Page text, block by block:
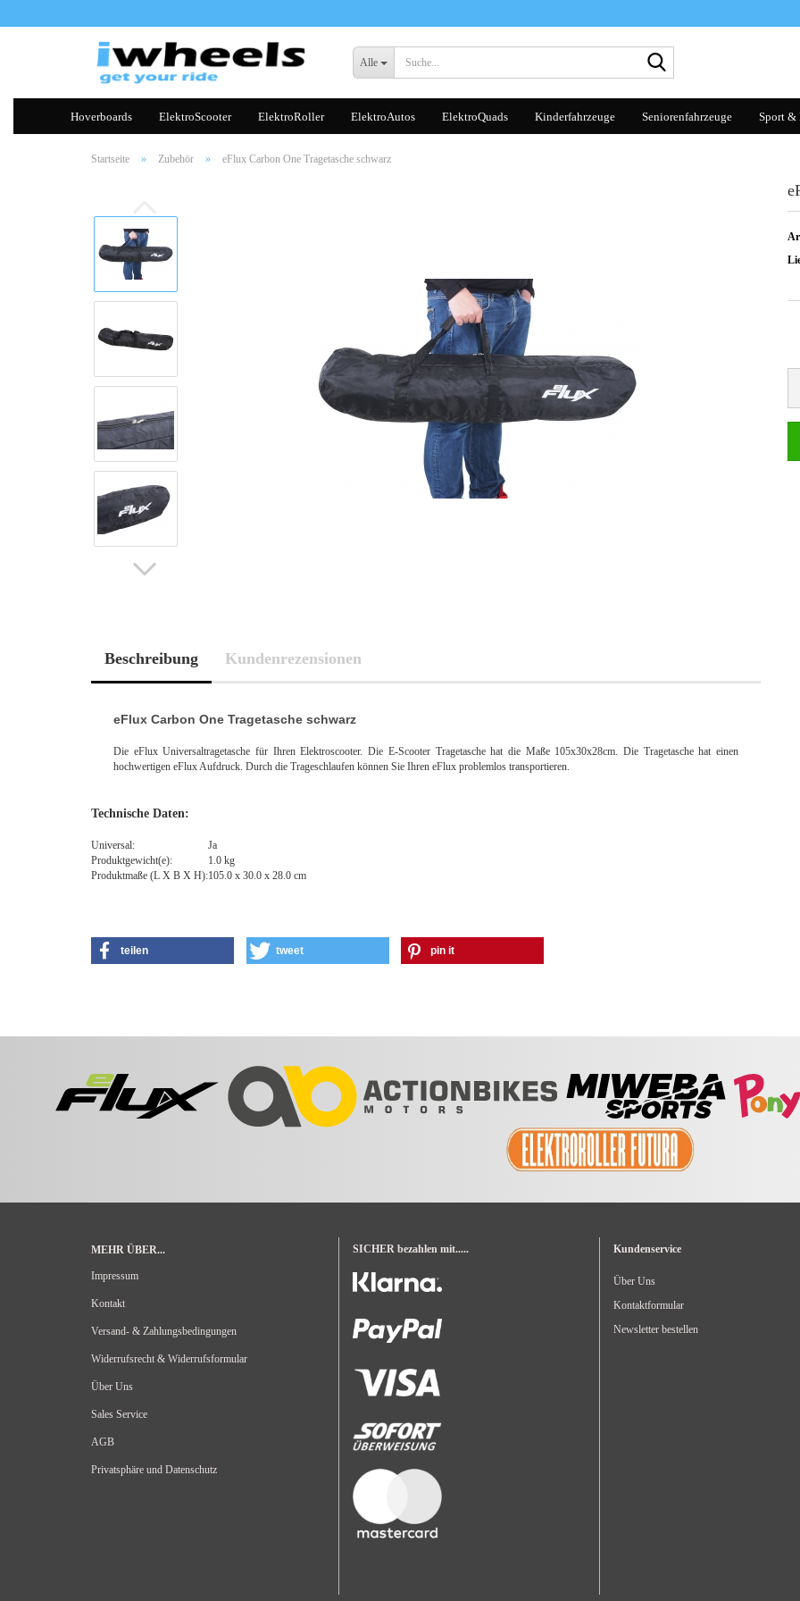
Alle
Hoverboards ElektroScooter ElektroRoller ElektroAutos ElektroQuads Kinderfahrzeuge Seniorenfahrzeuge Sport &
Startseite » Zubehör » eFlux Carbon One Tragetasche schwarz
Beschreibung Kundenrezensionen
eFlux Carbon One Tragetasche schwarz
Die eFlux Universaltragetasche für Ihren Elektroscooter. Die E-Scooter Tragetasche hat die Maße 105x30x28cm. Die Tragetasche hat einen
hochwertigen eFlux Aufdruck. Durch die Trageschlaufen können Sie Ihren eFlux problemlos transportieren.
Technische Daten:
Universal:
Ja
Produktgewicht(e):
1.0 kg
Produktmaße (L X B X H):105.0 x 30.0 x 28.0 cm
teilen tweet pin it
MEHR ÜBER...
Impressum
Kontakt
Versand- & Zahlungsbedingungen
Widerrufsrecht & Widerrufsformular
Über Uns
Sales Service
AGB
Privatsphäre und Datenschutz
SICHER bezahlen mit..... Kundenservice
Über Uns
Kontaktformular
Newsletter bestellen